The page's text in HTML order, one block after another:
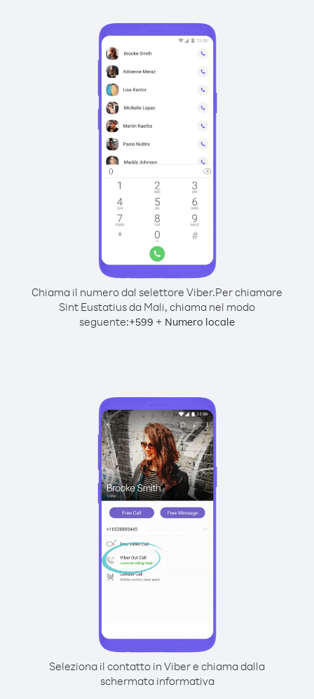
Chiama il numero dal selettore Viber.Per chiamare
Sint Eustatius da Mali, chiama nel modo
seguente:+599 + Numero locale
Seleziona il contatto in Viber e chiama dalla
schermata informativa